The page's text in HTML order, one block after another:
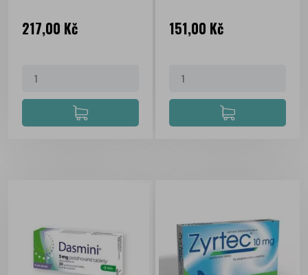
Cena
217,00 Kč Cena
151,00 Kč